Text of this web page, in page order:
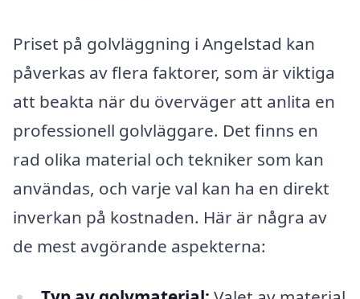
Priset på golvläggning i Angelstad kan
påverkas av flera faktorer, som är viktiga
att beakta när du överväger att anlita en
professionell golvläggare. Det finns en
rad olika material och tekniker som kan
användas, och varje val kan ha en direkt
inverkan på kostnaden. Här är några av
de mest avgörande aspekterna: